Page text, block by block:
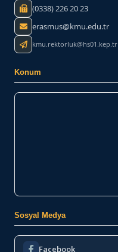
(0338) 226 20 23
erasmus@kmu.edu.tr
kmu.rektorluk@hs01.kep.tr
Konum
Sosyal Medya
Facebook